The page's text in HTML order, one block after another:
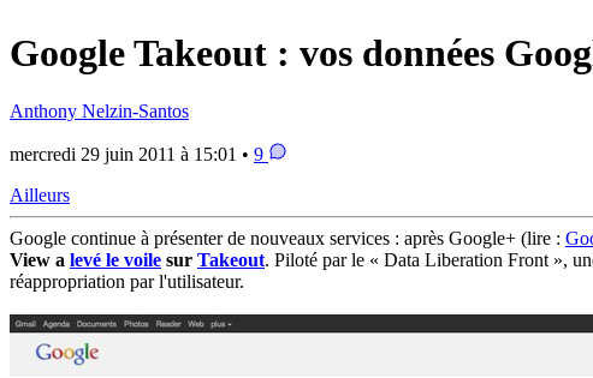
Google Takeout : vos données
Anthony Nelzin-Santos
mercredi 29 juin 2011 à 15:01 • 9
Ailleurs
Google continue à présenter de nouveaux services : après Google+ (lire :
View a levé le voile sur Takeout. Piloté par le « Data Liberation Front »,
réappropriation par l'utilisateur.